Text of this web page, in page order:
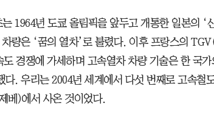
는 1964년 도쿄 올림픽을 앞두고 개통한 일본의 ‘
량은 ‘꿈의 열차’로 불렸다. 이후 프랑스의
도 경쟁에 가세하며 고속열차 차량 기술은 한 국
다. 우리는 2004년 세계에서 다섯 번째로 고속철
베)에서 사온 것이었다.